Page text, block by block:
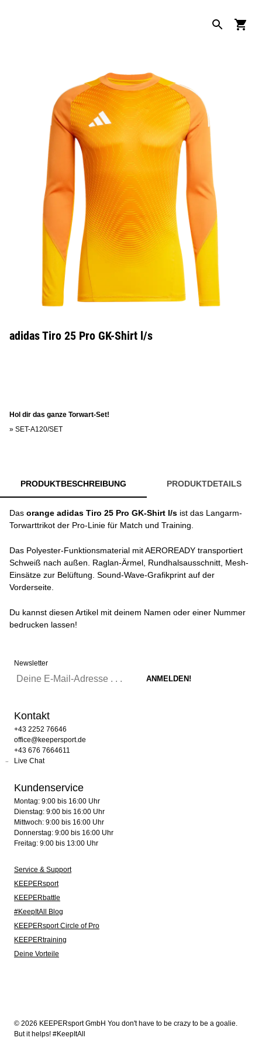
adidas Tiro 25 Pro GK-Shirt l/s
Hol dir das ganze Torwart-Set!
» SET-A120/SET
PRODUKTBESCHREIBUNG PRODUKTDETAILS
Das orange adidas Tiro 25 Pro GK-Shirt l/s ist das Langarm-
Torwarttrikot der Pro-Linie für Match und Training.
Das Polyester-Funktionsmaterial mit AEROREADY transportiert
Schweiß nach außen. Raglan-Ärmel, Rundhalsausschnitt, Mesh-
Einsätze zur Belüftung. Sound-Wave-Grafikprint auf der
Vorderseite.
Du kannst diesen Artikel mit deinem Namen oder einer Nummer
bedrucken lassen!
Newsletter
Kontakt
+43 2252 76646
office@keepersport.de
+43 676 7664611
Live Chat
Kundenservice
Montag: 9:00 bis 16:00 Uhr
Dienstag: 9:00 bis 16:00 Uhr
Mittwoch: 9:00 bis 16:00 Uhr
Donnerstag: 9:00 bis 16:00 Uhr
Freitag: 9:00 bis 13:00 Uhr
Service & Support
KEEPERsport
KEEPERbattle
#KeepItAll Blog
KEEPERsport Circle of Pro
KEEPERtraining
Deine Vorteile
© 2026 KEEPERsport GmbH You don't have to be crazy to be a goalie.
But it helps! #KeepItAll